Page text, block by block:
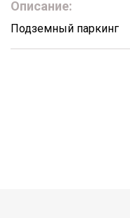
Описание:
Подземный паркинг